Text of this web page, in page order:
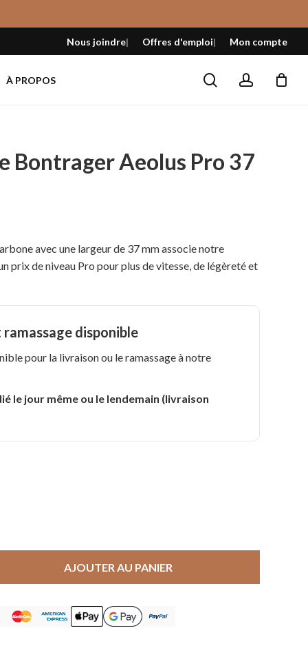
Nous joindre Offres d'emploi Mon compte
À PROPOS searchaccount
Fermer
le
panier
Bontrager Aeolus Pro 37
avec une largeur de 37 mm associe notre
prix de niveau Pro pour plus de vitesse, de légèreté et
disponible
pour la livraison ou le ramassage à notre
le jour même ou le lendemain (livraison
AJOUTER AU PANIER